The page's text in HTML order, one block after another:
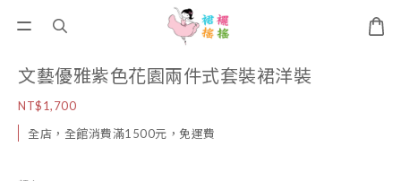
文藝優雅紫色花園兩件式套裝裙洋裝
NT$1,700
全店，全館消費滿1500元，免運費